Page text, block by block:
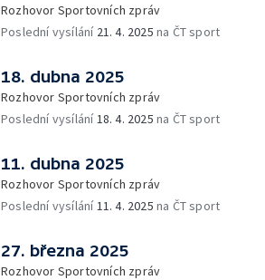
Rozhovor Sportovních zpráv
Poslední vysílání 21. 4. 2025 na ČT sport
18. dubna 2025
Rozhovor Sportovních zpráv
Poslední vysílání18. 4. 2025 na ČT sport
11. dubna 2025
Rozhovor Sportovních zpráv
Poslední vysílání11. 4. 2025 na ČT sport
27. března 2025
Rozhovor Sportovních zpráv